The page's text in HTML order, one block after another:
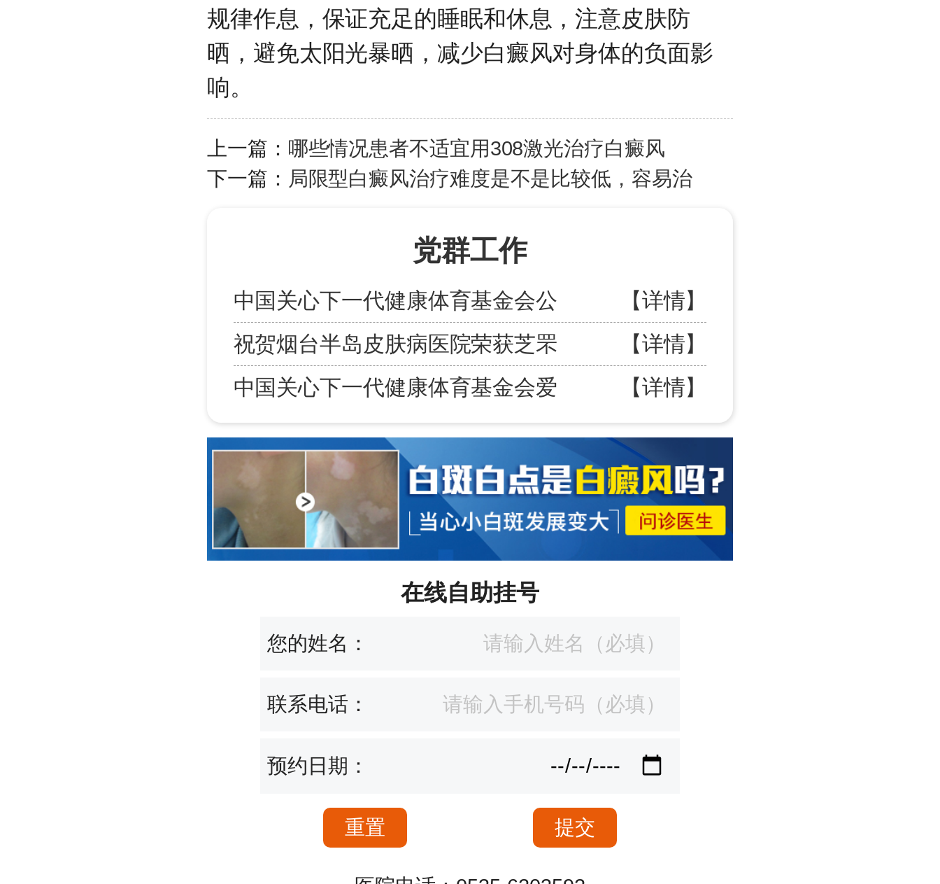
规律作息，保证充足的睡眠和休息，注意皮肤防
晒，避免太阳光暴晒，减少白癜风对身体的负面影
响。
上一篇： 哪些情况患者不适宜用308激光治疗白癜风
下一篇： 局限型白癜风治疗难度是不是比较低，容易治
党群工作
中国关心下一代健康体育基金会公
【详情】
祝贺烟台半岛皮肤病医院荣获芝罘
【详情】
中国关心下一代健康体育基金会爱
【详情】
在线自助挂号
您的姓名：
联系电话：
预约日期：